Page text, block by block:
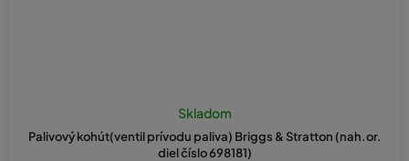
Palivový kohút(ventil prívodu paliva) Briggs & Stratton (nah.or.
diel číslo 698181)
Skladom